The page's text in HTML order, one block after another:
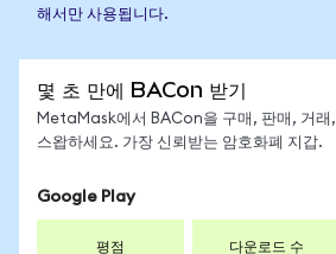
해서만 사용됩니다.
몇 초 만에 BACon 받기
MetaMask에서 BACon을 구매, 판매, 거래,
스왑하세요. 가장 신뢰받는 암호화폐 지갑.
Google Play
평점 다운로드 수